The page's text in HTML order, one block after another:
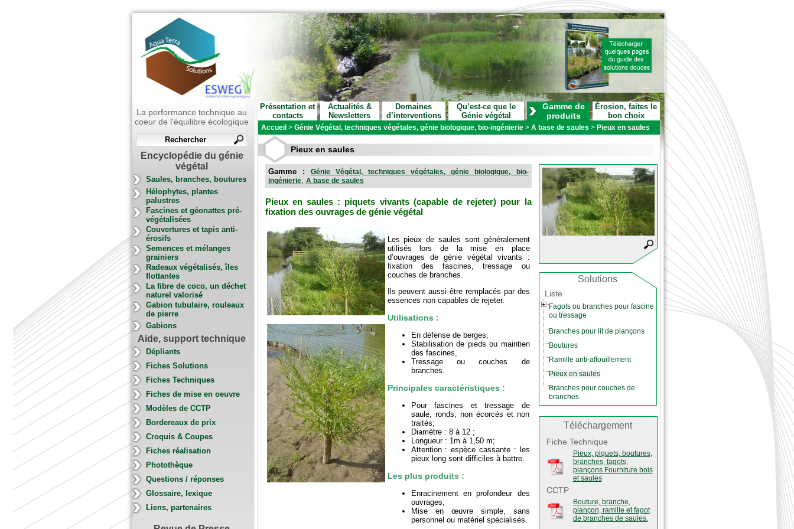
La performance technique au
coeur de l'équilibre écologique
Encyclopédie du génie
végétal
Saules, branches, boutures
Hélophytes, plantes
palustres
Fascines et géonattes pré-
végétalisées
Couvertures et tapis anti-
érosifs
Semences et mélanges
grainiers
Radeaux végétalisés, îles
flottantes
La fibre de coco, un déchet
naturel valorisé
Gabion tubulaire, rouleaux
de pierre
Gabions
Aide, support technique
Dépliants
Fiches Solutions
Fiches Techniques
Fiches de mise en oeuvre
Modèles de CCTP
Bordereaux de prix
Croquis & Coupes
Fiches réalisation
Photothèque
Questions / réponses
Glossaire, lexique
Liens, partenaires
Présentation et
contacts
Actualités &
Newsletters
Domaines
d’interventions
Qu’est-ce que le
Génie végétal
Gamme de
produits
Érosion, faites le
bon choix
Accueil > Génie Végétal, techniques végétales, génie biologique, bio-ingénierie > A base de saules > Pieux en saules
Pieux en saules
Gamme : Génie Végétal, techniques végétales, génie biologique, bio-
ingénierie, A base de saules
Pieux en saules : piquets vivants (capable de rejeter) pour la
fixation des ouvrages de génie végétal
Les pieux de saules sont généralement
utilisés lors de la mise en place
d’ouvrages de génie végétal vivants :
fixation des fascines, tressage ou
couches de branches.
Ils peuvent aussi être remplacés par des
essences non capables de rejeter.
Utilisations :
En défense de berges,
Stabilisation de pieds ou maintien
des fascines,
Tressage ou couches de
branches.
Principales caractéristiques :
Pour fascines et tressage de
saule, ronds, non écorcés et non
traités;
Diamètre : 8 à 12 ;
Longueur : 1m à 1,50 m;
Attention : espèce cassante : les
pieux long sont difficiles à battre.
Les plus produits :
Enracinement en profondeur des
ouvrages,
Mise en œuvre simple, sans
personnel ou matériel spécialisés.
Solutions
Liste
Fagots ou branches pour fascine
ou tressage
Branches pour lit de plançons
Boutures
Ramille anti-affouillement
Pieux en saules
Branches pour couches de
branches
Téléchargement
Fiche Technique
Pieux, piquets, boutures,
branches, fagots,
plançons Fourniture bois
et saules
CCTP
Bouture, branche,
plançon, ramille et fagot
de branches de saules.